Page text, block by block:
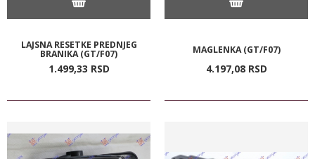
LAJSNA RESETKE PREDNJEG
BRANIKA (GT/F07)
1.499,33 RSD
MAGLENKA (GT/F07)
4.197,08 RSD